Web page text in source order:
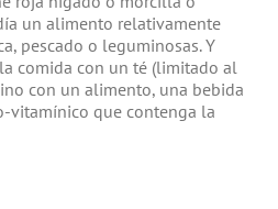
un alimento relativamente
pescado o leguminosas. Y
comida con un té (limitado al
con un alimento, una bebida
vitamínico que contenga la